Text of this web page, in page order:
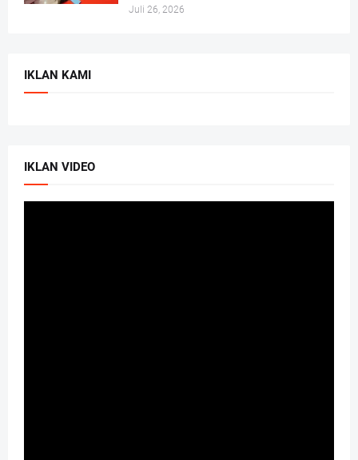
Juli 26, 2026
IKLAN KAMI
IKLAN VIDEO